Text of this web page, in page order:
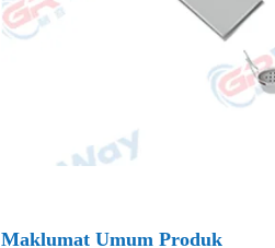
Maklumat Umum Produk